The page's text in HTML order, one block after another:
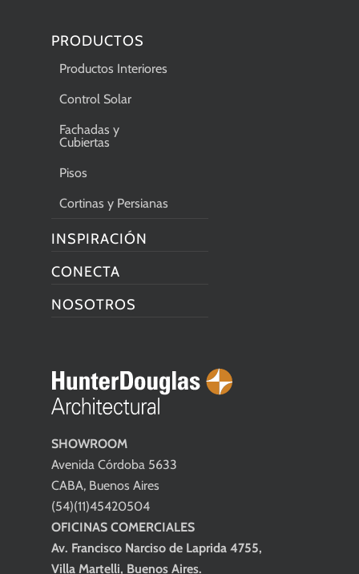
SHOWROOM
Avenida Córdoba 5633
CABA, Buenos Aires
(54)(11)45420504
OFICINAS COMERCIALES
Av. Francisco Narciso de Laprida 4755,
Villa Martelli, Buenos Aires.
PRODUCTOS
Productos Interiores
Control Solar
Fachadas y
Cubiertas
Pisos
Cortinas y Persianas
INSPIRACIÓN
CONECTA
NOSOTROS